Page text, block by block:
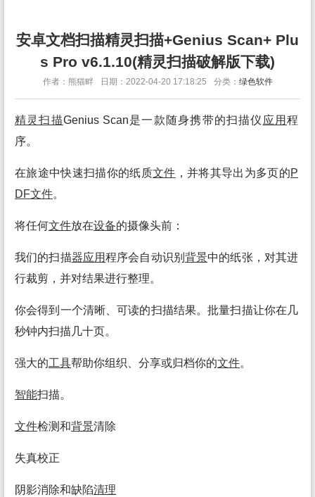
安卓文档扫描精灵扫描+Genius Scan+ Plu
s Pro v6.1.10(精灵扫描破解版下载)
作者：熊猫畔 日期：2022-04-20 17:18:25 分类： 绿色软件
精灵扫描Genius Scan是一款随身携带的扫描仪 应用程
序。
在旅途中快速扫描你的纸质文件 ，并将其导出为多页的P
DF文件。
将任何文件放在设备的摄像头前：
我们的扫描器应用程序会自动识别 背景中的纸张，对其进
行裁剪，并对结果进行整理。
你会得到一个清晰、可读的扫描结果。批量扫描让你在几
秒钟内扫描几十页。
强大的工具帮助你组织、分享或归档你的文件。
智能扫描。
文件检测和背景清除
失真校正
阴影消除和缺陷清理